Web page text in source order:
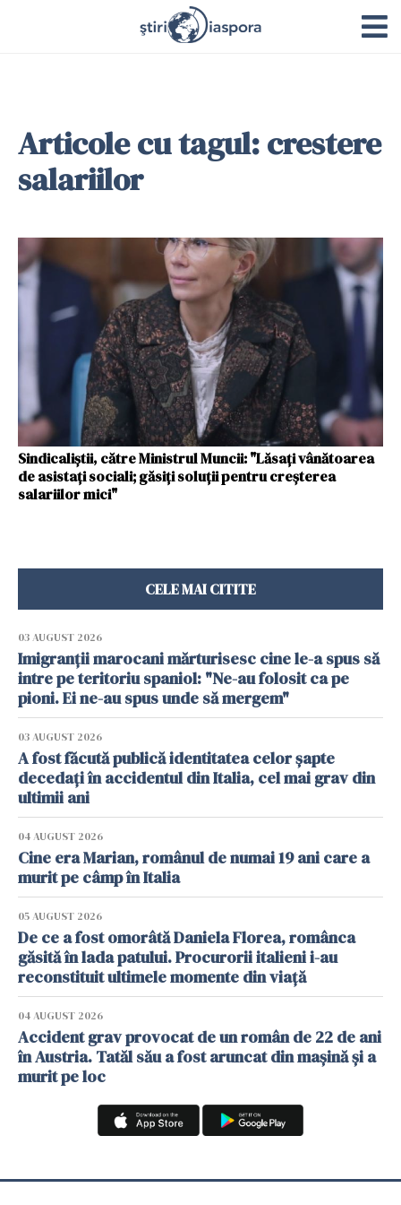
Articole cu tagul: crestere
salariilor
Sindicaliştii, către Ministrul Muncii: "Lăsaţi vânătoarea
de asistaţi sociali; găsiţi soluţii pentru creşterea
salariilor mici"
CELE MAI CITITE
03 AUGUST 2026
Imigranții marocani mărturisesc cine le-a spus să
intre pe teritoriu spaniol: "Ne-au folosit ca pe
pioni. Ei ne-au spus unde să mergem"
03 AUGUST 2026
A fost făcută publică identitatea celor șapte
decedați în accidentul din Italia, cel mai grav din
ultimii ani
04 AUGUST 2026
Cine era Marian, românul de numai 19 ani care a
murit pe câmp în Italia
05 AUGUST 2026
De ce a fost omorâtă Daniela Florea, românca
găsită în lada patului. Procurorii italieni i-au
reconstituit ultimele momente din viață
04 AUGUST 2026
Accident grav provocat de un român de 22 de ani
în Austria. Tatăl său a fost aruncat din mașină și a
murit pe loc